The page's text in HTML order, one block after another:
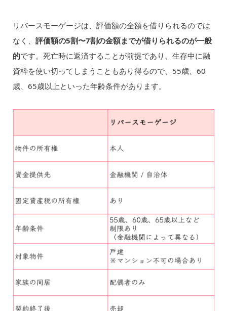
リバースモーゲージは、評価額の全額を借りられるのでは
なく、 評価額の5割〜7割の金額までが借りられるのが一般
的です。死亡時に返済することが前提であり、生存中に融
資枠を使い切ってしまうこともあり得るので、55歳、60
歳、65歳以上といった年齢条件があります。